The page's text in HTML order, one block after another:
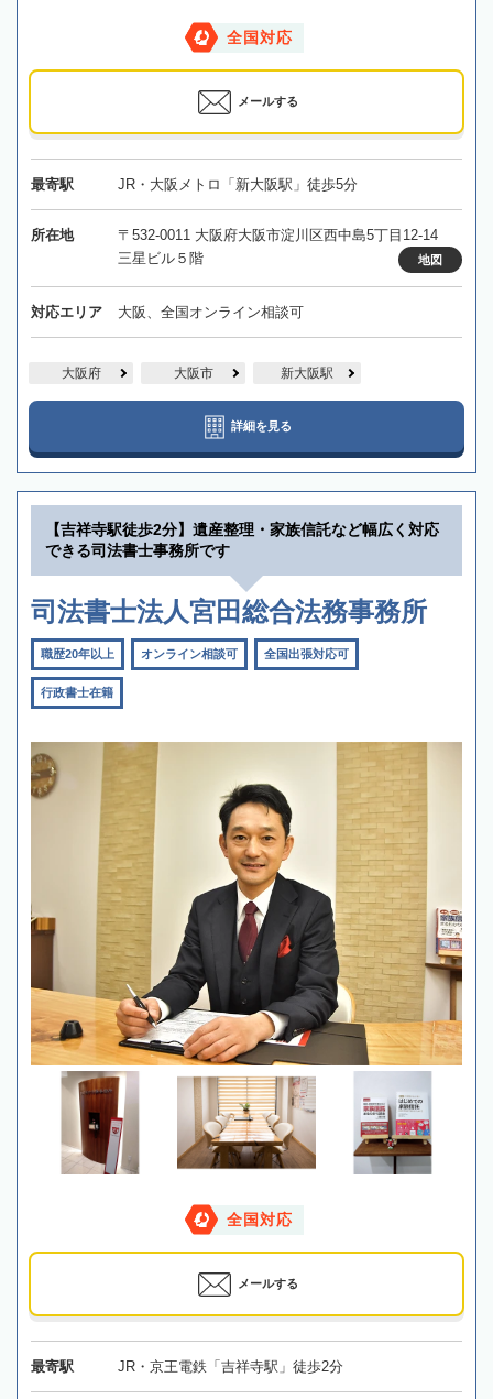
全国対応
メールする
最寄駅 JR・大阪メトロ「新大阪駅」徒歩5分
所在地
〒532-0011 大阪府大阪市淀川区西中島5丁目12-14
三星ビル５階
地図
対応エリア 大阪、全国オンライン相談可
大阪府 大阪市 新大阪駅
詳細を見る
【吉祥寺駅徒歩2分】遺産整理・家族信託など幅広く対応
できる司法書士事務所です
司法書士法人宮田総合法務事務所
職歴20年以上 オンライン相談可 全国出張対応可
行政書士在籍
全国対応
メールする
最寄駅 JR・京王電鉄「吉祥寺駅」徒歩2分